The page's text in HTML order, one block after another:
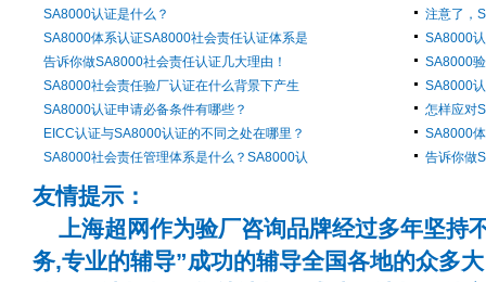
SA8000认证是什么？
SA8000体系认证SA8000社会责任认证体系是
告诉你做SA8000社会责任认证几大理由！
SA8000社会责任验厂认证在什么背景下产生
SA8000认证申请必备条件有哪些？
EICC认证与SA8000认证的不同之处在哪里？
SA8000社会责任管理体系是什么？SA8000认
注意了，
SA8000
SA8000
SA8000
怎样应对
SA8000
告诉你做
友情提示：
上海超网作为验厂咨询品牌经过多年坚持
务,专业的辅导”成功的辅导全国各地的众多